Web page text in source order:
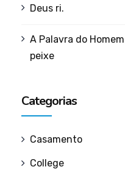
Deus ri.
A Palavra do
peixe
Categorias
Casamento
College